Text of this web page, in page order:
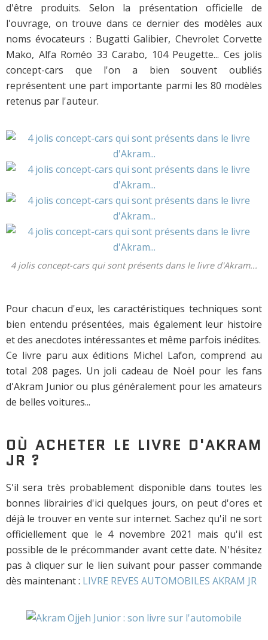
d'être produits. Selon la présentation officielle de
l'ouvrage, on trouve dans ce dernier des modèles aux
noms évocateurs : Bugatti Galibier, Chevrolet Corvette
Mako, Alfa Roméo 33 Carabo, 104 Peugette... Ces jolis
concept-cars que l'on a bien souvent oubliés
représentent une part importante parmi les 80 modèles
retenus par l'auteur.
4 jolis concept-cars qui sont présents dans le livre d'Akram...
Pour chacun d'eux, les caractéristiques techniques sont
bien entendu présentées, mais également leur histoire
et des anecdotes intéressantes et même parfois inédites.
Ce livre paru aux éditions Michel Lafon, comprend au
total 208 pages. Un joli cadeau de Noël pour les fans
d'Akram Junior ou plus généralement pour les amateurs
de belles voitures...
OÙ ACHETER LE LIVRE D'AKRAM
JR ?
S'il sera très probablement disponible dans toutes les
bonnes librairies d'ici quelques jours, on peut d'ores et
déjà le trouver en vente sur internet. Sachez qu'il ne sort
officiellement que le 4 novembre 2021 mais qu'il est
possible de le précommander avant cette date. N'hésitez
pas à cliquer sur le lien suivant pour passer commande
dès maintenant : LIVRE REVES AUTOMOBILES AKRAM JR